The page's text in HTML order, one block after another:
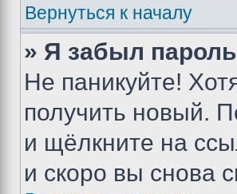
Вернуться к началу
» Я забыл
Не паникуйте!
получить новый.
и щёлкните на
и скоро вы снова